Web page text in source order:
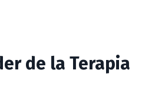
de la Terapia